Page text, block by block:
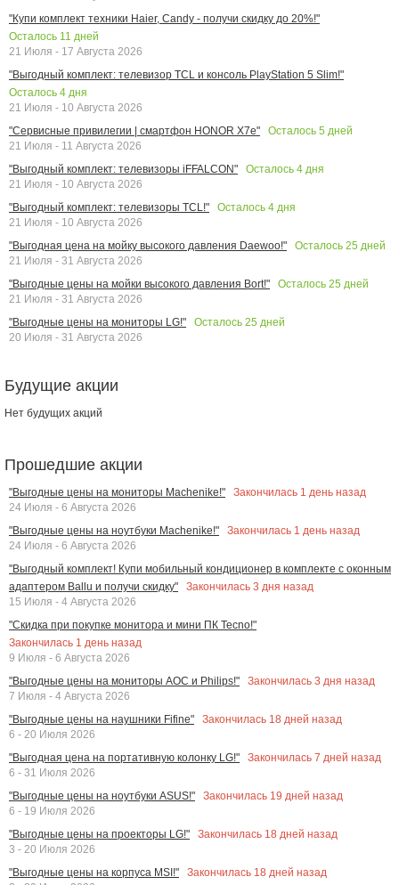
"Купи комплект техники Haier, Candy - получи скидку до 20%!"
Осталось 11 дней
21 Июля - 17 Августа 2026
"Выгодный комплект: телевизор TCL и консоль PlayStation 5 Slim!"
Осталось 4 дня
21 Июля - 10 Августа 2026
"Сервисные привилегии | смартфон HONOR X7e"
Осталось 5 дней
21 Июля - 11 Августа 2026
"Выгодный комплект: телевизоры iFFALCON"
Осталось 4 дня
21 Июля - 10 Августа 2026
"Выгодный комплект: телевизоры TCL!"
Осталось 4 дня
21 Июля - 10 Августа 2026
"Выгодная цена на мойку высокого давления Daewoo!"
Осталось 25 дней
21 Июля - 31 Августа 2026
"Выгодные цены на мойки высокого давления Bort!"
Осталось 25 дней
21 Июля - 31 Августа 2026
"Выгодные цены на мониторы LG!"
Осталось 25 дней
20 Июля - 31 Августа 2026
Будущие акции
Нет будущих акций
Прошедшие акции
"Выгодные цены на мониторы Machenike!" Закончилась 1 день назад
24 Июля - 6 Августа 2026
"Выгодные цены на ноутбуки Machenike!"
Закончилась 1 день назад
24 Июля - 6 Августа 2026
"Выгодный комплект! Купи мобильный кондиционер в комплекте с оконным
адаптером Ballu и получи скидку"
Закончилась 3 дня назад
15 Июля - 4 Августа 2026
"Скидка при покупке монитора и мини ПК Tecno!"
Закончилась 1 день назад
9 Июля - 6 Августа 2026
"Выгодные цены на мониторы AOC и Philips!"
Закончилась 3 дня назад
7 Июля - 4 Августа 2026
"Выгодные цены на наушники Fifine"
Закончилась 18 дней назад
6 - 20 Июля 2026
"Выгодная цена на портативную колонку LG!"
Закончилась 7 дней назад
6 - 31 Июля 2026
"Выгодные цены на ноутбуки ASUS!"
Закончилась 19 дней назад
6 - 19 Июля 2026
"Выгодные цены на проекторы LG!"
Закончилась 18 дней назад
3 - 20 Июля 2026
"Выгодные цены на корпуса MSI!"
Закончилась 18 дней назад